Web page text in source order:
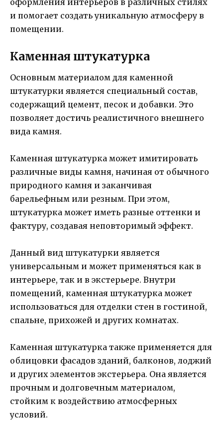
и помогает создать уникальную атмосферу в
помещении.
Каменная штукатурка
Основным материалом для каменной
штукатурки является специальный состав,
содержащий цемент, песок и добавки. Это
позволяет достичь реалистичного внешнего
вида камня.
Каменная штукатурка может имитировать
различные виды камня, начиная от обычного
природного камня и заканчивая
барельефным или резным. При этом,
штукатурка может иметь разные оттенки и
фактуру, создавая неповторимый эффект.
Данный вид штукатурки является
универсальным и может применяться как в
интерьере, так и в экстерьере. Внутри
помещений, каменная штукатурка может
использоваться для отделки стен в гостиной,
спальне, прихожей и других комнатах.
Каменная штукатурка также применяется для
облицовки фасадов зданий, балконов, лоджий
и других элементов экстерьера. Она является
прочным и долговечным материалом,
стойким к воздействию атмосферных
условий.